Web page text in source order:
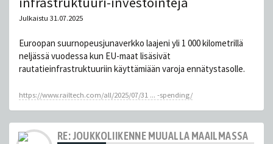
Julkaistu 31.07.2025
Euroopan suurnopeusjunaverkko laajeni yli 1 000 kilometrillä
neljässä vuodessa kun EU-maat lisäsivät
rautatieinfrastruktuuriin käyttämiään varoja ennätystasolle.
https://www.railtech.com/all/2025/07/31 ... -spending/
RE: JOUKKOLIIKENNE MUUALLA MAAILMASSA